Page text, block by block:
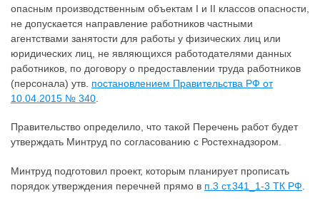
опасным производственным объектам I и II классов опасности,
не допускается направление работников частными
агентствами занятости для работы у физических лиц или
юридических лиц, не являющихся работодателями данных
работников, по договору о предоставлении труда работников
(персонала) утв. постановлением Правительства РФ от
10.04.2015 № 340
Правительство определило, что такой Перечень работ будет
утверждать Минтруд по согласованию с Ростехнадзором.
Минтруд подготовил проект, которым планирует прописать
порядок утверждения перечней прямо в п.3 ст.341_1-3 ТК РФ